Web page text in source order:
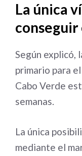
La única
Según explicó,
primario para
Cabo Verde
semanas.
La única
mediante el